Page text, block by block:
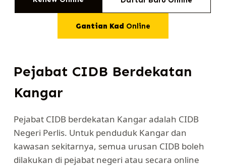
Gantian Kad Online
Pejabat CIDB Berdekatan
Kangar
Pejabat CIDB berdekatan Kangar adalah CIDB
Negeri Perlis. Untuk penduduk Kangar dan
kawasan sekitarnya, semua urusan CIDB boleh
dilakukan di pejabat negeri atau secara online